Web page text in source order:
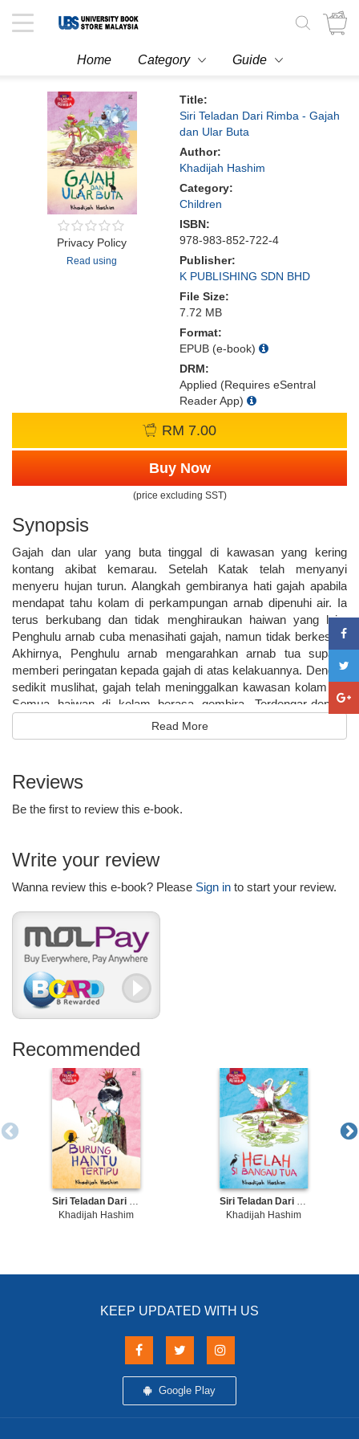
Toggle
navigation
Home Category Guide
Privacy Policy
Read using
Title:
Siri Teladan Dari Rimba - Gajah
dan Ular Buta
Author:
Khadijah Hashim
Category:
Children
ISBN:
978-983-852-722-4
Publisher:
K PUBLISHING SDN BHD
File Size:
7.72 MB
Format:
EPUB (e-book)
DRM:
Applied (Requires eSentral
Reader App)
RM 7.00
Buy Now
(price excluding SST)
Synopsis
Gajah dan ular yang buta tinggal di kawasan yang kering
kontang akibat kemarau. Setelah Katak telah menyanyi
menyeru hujan turun. Alangkah gembiranya hati gajah apabila
mendapat tahu kolam di perkampungan arnab dipenuhi air. Ia
terus berkubang dan tidak menghiraukan haiwan yang lain.
Penghulu arnab cuba menasihati gajah, namun tidak berkesan.
Akhirnya, Penghulu arnab mengarahkan arnab tua supaya
memberi peringatan kepada gajah di atas kelakuannya. Dengan
sedikit muslihat, gajah telah meninggalkan kawasan kolam itu.
Semua haiwan di kolam berasa gembira. Terdengar-dengar
suara katak menjerit kegembiraan. Sorakan mereka telah
menarik perhatian seekor ular buta. Ular itu pun cuba mencari
dengan helah ular buta? Teruskan membaca untuk mengetahui
kesudahannya!
Read More
Reviews
Be the first to review this e-book.
Write your review
Wanna review this e-book? Please Sign in to start your review.
Recommended
Siri Teladan Dari Rimba - Burung Hantu Tertipu
Khadijah Hashim
Siri Teladan Dari Rimba - Helah Si Bangau Tua
Khadijah Hashim
KEEP UPDATED WITH US
Google Play